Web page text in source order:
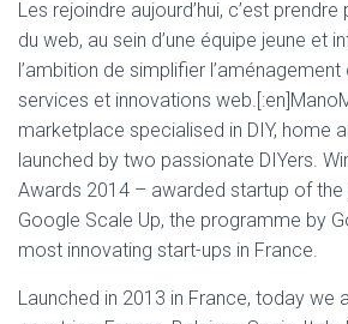
Les rejoindre aujourd’hui, c’est
du web, au sein d’une équipe jeune et
l’ambition de simplifier
services et innovations
marketplace specialised in DIY, home
launched by two passionate DIYers.
Awards 2014 – awarded startup of
Google Scale Up, the programme by
most innovating start-ups in France.
Launched in 2013 in France, today we